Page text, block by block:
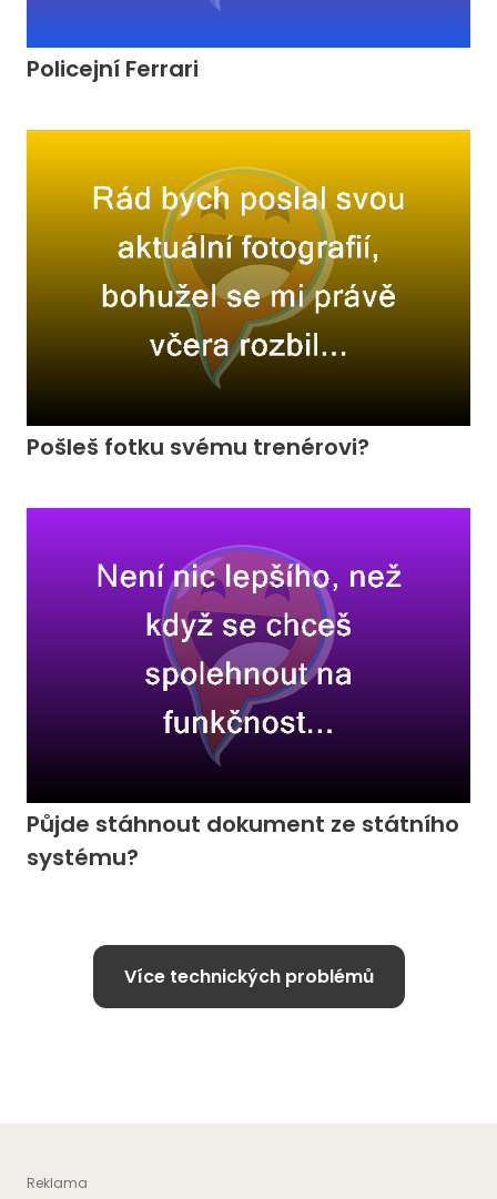
Policejní Ferrari
Pošleš fotku svému trenérovi?
Půjde stáhnout dokument ze státního
systému?
Více technických problémů